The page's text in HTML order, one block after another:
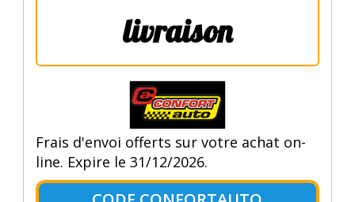
livraison
Frais d'envoi offerts sur votre achat on-
line. Expire le 31/12/2026.